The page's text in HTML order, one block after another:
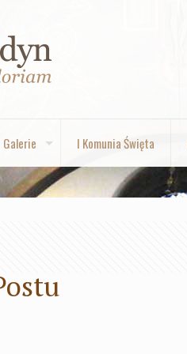
Galerie I Komunia Święta